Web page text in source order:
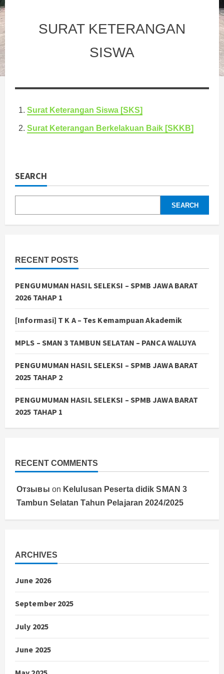
SURAT KETERANGAN
SISWA
Surat Keterangan Siswa [SKS]
Surat Keterangan Berkelakuan Baik [SKKB]
SEARCH
SEARCH
RECENT POSTS
PENGUMUMAN HASIL SELEKSI – SPMB JAWA BARAT
2026 TAHAP 1
[Informasi] T K A – Tes Kemampuan Akademik
MPLS – SMAN 3 TAMBUN SELATAN – PANCA WALUYA
PENGUMUMAN HASIL SELEKSI – SPMB JAWA BARAT
2025 TAHAP 2
PENGUMUMAN HASIL SELEKSI – SPMB JAWA BARAT
2025 TAHAP 1
RECENT COMMENTS
Отзывы on Kelulusan Peserta didik SMAN 3
Tambun Selatan Tahun Pelajaran 2024/2025
ARCHIVES
June 2026
September 2025
July 2025
June 2025